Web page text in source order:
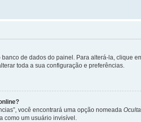
de dados do painel. Para alterá-la, clique
toda a sua configuração e preferências.
você encontrará uma opção nomeada
como um usuário invisível.